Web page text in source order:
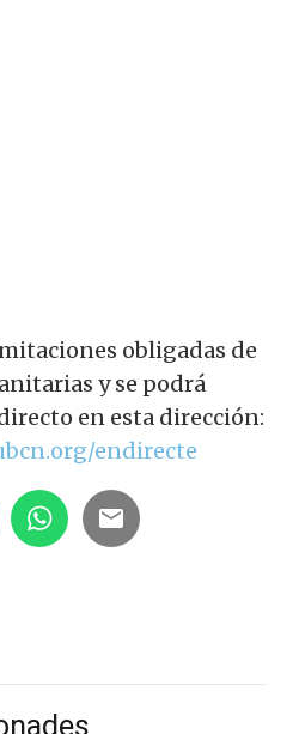
obligadas de
y se podrá
en esta dirección:
endirecte